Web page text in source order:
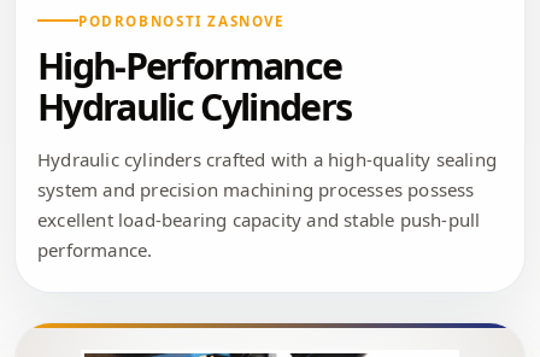
PODROBNOSTI ZASNOVE
High-Performance
Hydraulic Cylinders
Hydraulic cylinders crafted with a high-quality sealing
system and precision machining processes possess
excellent load-bearing capacity and stable push-pull
performance.